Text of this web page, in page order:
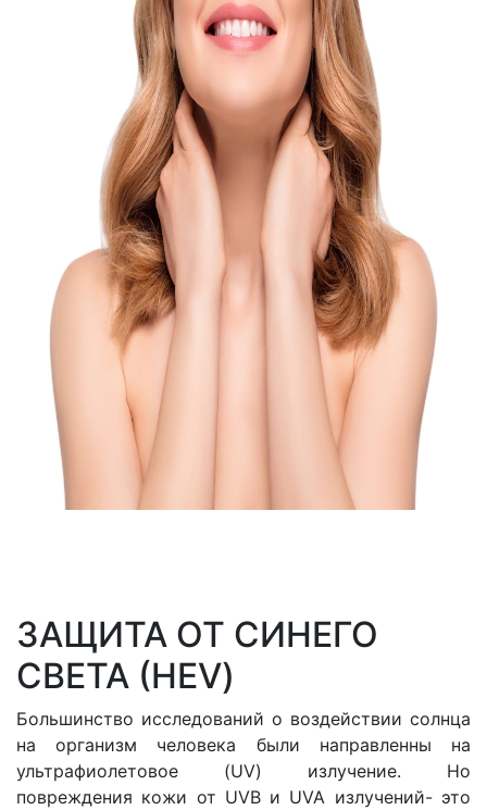
ЗАЩИТА ОТ СИНЕГО
СВЕТА (HEV)
Большинство исследований о воздействии солнца
на организм человека были направленны на
ультрафиолетовое (UV) излучение. Но
повреждения кожи от UVB и UVA излучений- это